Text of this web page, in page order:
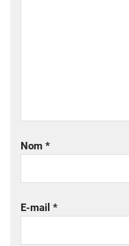
Nom *
E-mail *